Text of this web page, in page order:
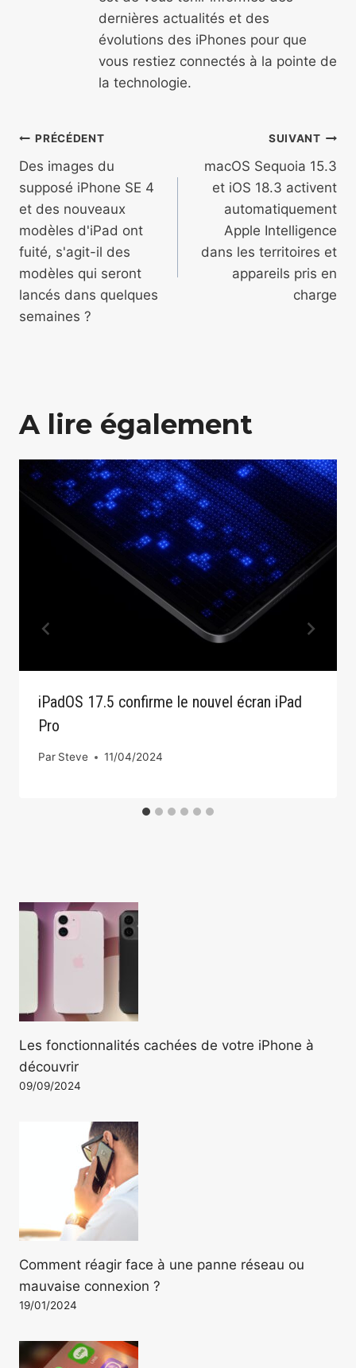
dernières actualités et des
évolutions des iPhones pour que
vous restiez connectés à la pointe de
la technologie.
Navigation
de
l’article
PRÉCÉDENT
Des images du
supposé iPhone SE 4
et des nouveaux
modèles d'iPad ont
fuité, s'agit-il des
modèles qui seront
lancés dans quelques
semaines ?
SUIVANT
macOS Sequoia 15.3
et iOS 18.3 activent
automatiquement
Apple Intelligence
dans les territoires et
appareils pris en
charge
A lire également
iPadOS 17.5 confirme le nouvel écran iPad
Pro
Par Steve 11/04/2024
Les fonctionnalités cachées de votre iPhone à
découvrir
09/09/2024
Comment réagir face à une panne réseau ou
mauvaise connexion ?
19/01/2024